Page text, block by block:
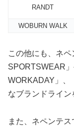
RANDT
WOBURN WALK
この他にも、ネ
SPORTSWEAR
WORKADAY」、
なブランドライン
また、ネペンテ